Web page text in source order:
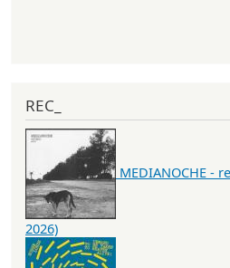
REC_
MEDIANOCHE -
2026)